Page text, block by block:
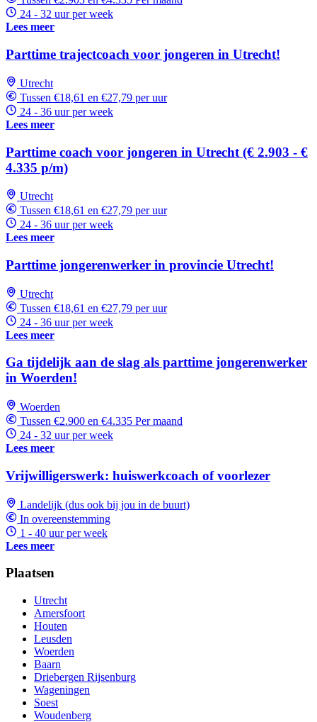
24 - 32 uur per week
Lees meer
Parttime trajectcoach voor jongeren in Utrecht!
Utrecht
Tussen €18,61 en €27,79 per uur
24 - 36 uur per week
Lees meer
Parttime coach voor jongeren in Utrecht (€ 2.903 - €
4.335 p/m)
Utrecht
Tussen €18,61 en €27,79 per uur
24 - 36 uur per week
Lees meer
Parttime jongerenwerker in provincie Utrecht!
Utrecht
Tussen €18,61 en €27,79 per uur
24 - 36 uur per week
Lees meer
Ga tijdelijk aan de slag als parttime jongerenwerker
in Woerden!
Woerden
Tussen €2.900 en €4.335 Per maand
24 - 32 uur per week
Lees meer
Vrijwilligerswerk: huiswerkcoach of voorlezer
Landelijk (dus ook bij jou in de buurt)
In overeenstemming
1 - 40 uur per week
Lees meer
Plaatsen
Utrecht
Amersfoort
Houten
Leusden
Woerden
Baarn
Driebergen Rijsenburg
Wageningen
Soest
Woudenberg